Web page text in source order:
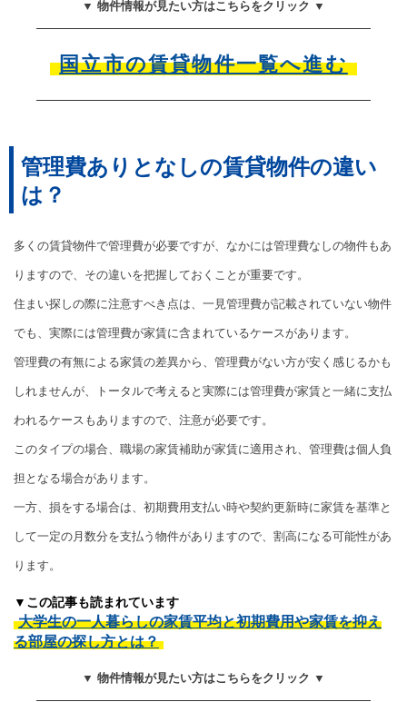
▼ 物件情報が見たい方はこちらをクリック ▼
国立市の賃貸物件一覧へ進む
管理費ありとなしの賃貸物件の違い
は？
多くの賃貸物件で管理費が必要ですが、なかには管理費なしの物件もあ
りますので、その違いを把握しておくことが重要です。
住まい探しの際に注意すべき点は、一見管理費が記載されていない物件
でも、実際には管理費が家賃に含まれているケースがあります。
管理費の有無による家賃の差異から、管理費がない方が安く感じるかも
しれませんが、トータルで考えると実際には管理費が家賃と一緒に支払
われるケースもありますので、注意が必要です。
このタイプの場合、職場の家賃補助が家賃に適用され、管理費は個人負
担となる場合があります。
一方、損をする場合は、初期費用支払い時や契約更新時に家賃を基準と
して一定の月数分を支払う物件がありますので、割高になる可能性があ
ります。
▼この記事も読まれています
大学生の一人暮らしの家賃平均と初期費用や家賃を抑え
る部屋の探し方とは？
▼ 物件情報が見たい方はこちらをクリック ▼